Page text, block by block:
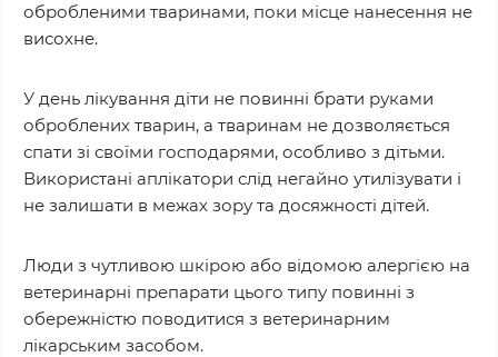
обробленими тваринами, поки місце нанесення не
висохне.
У день лікування діти не повинні брати руками
оброблених тварин, а тваринам не дозволяється
спати зі своїми господарями, особливо з дітьми.
Використані аплікатори слід негайно утилізувати і
не залишати в межах зору та досяжності дітей.
Люди з чутливою шкірою або відомою алергією на
ветеринарні препарати цього типу повинні з
обережністю поводитися з ветеринарним
лікарським засобом.